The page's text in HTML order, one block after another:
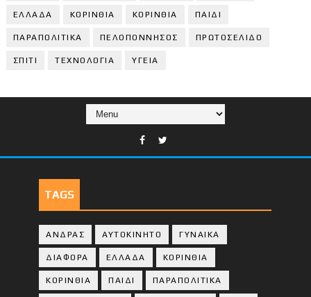
ΕΛΛΑΔΑ ΚΟΡΙΝΘΙΑ ΚΟΡΙΝΘΙA ΠΑΙΔΙ
ΠΑΡΑΠΟΛΙΤΙΚΑ ΠΕΛΟΠΟΝΝΗΣΟΣ ΠΡΩΤΟΣΕΛΙΔΟ
ΣΠΙΤΙ ΤΕΧΝΟΛΟΓΙΑ ΥΓΕΙΑ
TAGS
ΑΝΔΡΑΣ ΑΥΤΟΚΙΝΗΤΟ ΓΥΝΑΙΚΑ
ΔΙΑΦΟΡΑ ΕΛΛΑΔΑ ΚΟΡΙΝΘΙΑ
ΚΟΡΙΝΘΙA ΠΑΙΔΙ ΠΑΡΑΠΟΛΙΤΙΚΑ